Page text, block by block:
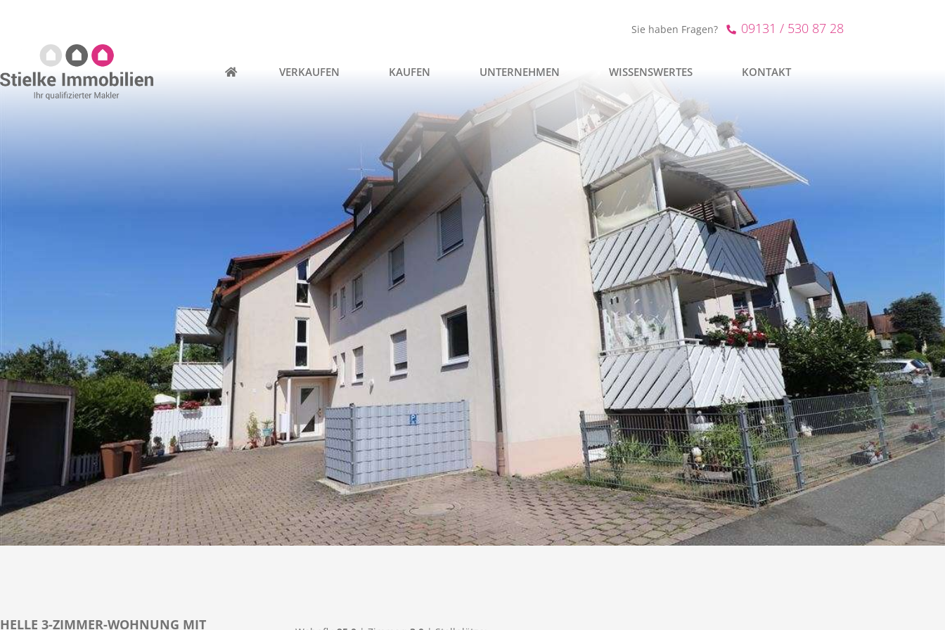
Sie haben Fragen? 09131 / 530 87 28
VERKAUFEN KAUFEN UNTERNEHMEN WISSENSWERTES KONTAKT
HELLE 3-ZIMMER-WOHNUNG MIT